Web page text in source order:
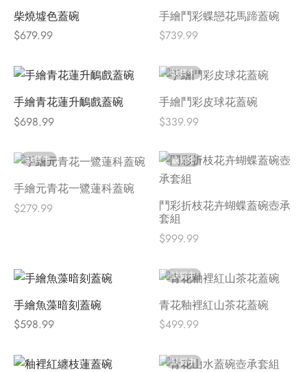
柴燒墟色蓋碗
$679.99
手繪鬥彩蝶戀花馬蹄蓋碗
$739.99
手繪青花蓮升鴯戲蓋碗
$698.99
缺貨中
手繪鬥彩皮球花蓋碗
$339.99
缺貨中
手繪元青花一鷺蓮科蓋碗
$279.99
缺貨中
鬥彩折枝花卉蝴蝶蓋碗壺承
套組
$999.99
手繪魚藻暗刻蓋碗
$598.99
缺貨中
青花釉裡紅山茶花蓋碗
$499.99
缺貨中